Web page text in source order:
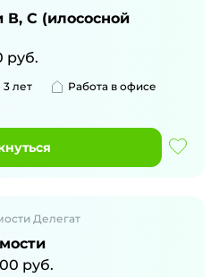
В, С (илососной
руб.
3 лет
Работа в офисе
Делегат
руб.